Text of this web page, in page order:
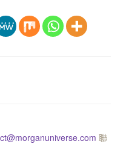
聯